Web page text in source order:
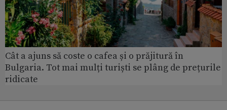
Cât a ajuns să coste o cafea și o prăjitură în
Bulgaria. Tot mai mulți turiști se plâng de prețurile
ridicate